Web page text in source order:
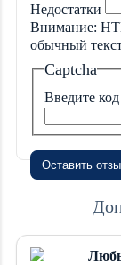
Недостатки
Внимание:
обычный
Captcha
Введите код
Оставить